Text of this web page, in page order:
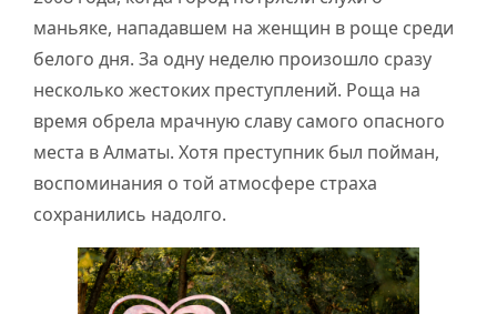
маньяке, нападавшем на женщин в роще среди
белого дня. За одну неделю произошло сразу
несколько жестоких преступлений. Роща на
время обрела мрачную славу самого опасного
места в Алматы. Хотя преступник был пойман,
воспоминания о той атмосфере страха
сохранились надолго.